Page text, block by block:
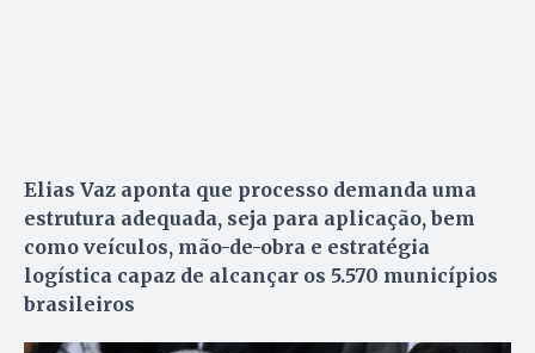
Elias Vaz aponta que processo demanda uma
estrutura adequada, seja para aplicação, bem
como veículos, mão-de-obra e estratégia
logística capaz de alcançar os 5.570 municípios
brasileiros